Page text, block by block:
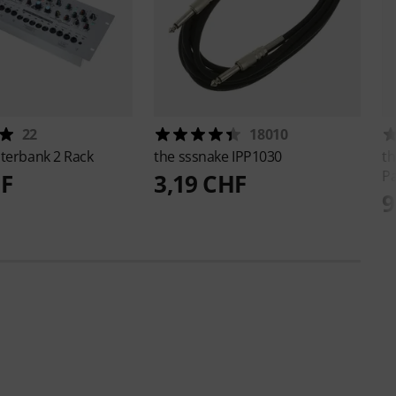
22
2 Rack
18010
the sssnake IPP1030
3,19 CHF